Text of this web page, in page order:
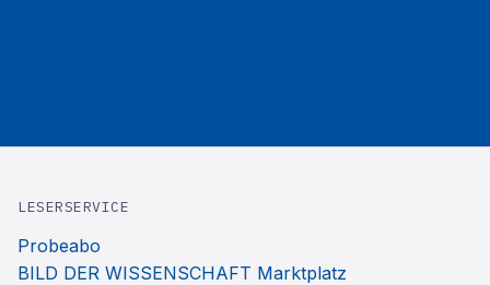
LESERSERVICE
Probeabo
BILD DER WISSENSCHAFT Marktplatz